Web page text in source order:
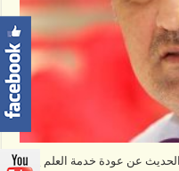
عن عودة خدمة العلم يبدو